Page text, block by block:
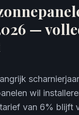
—
wil
van 6% blijft